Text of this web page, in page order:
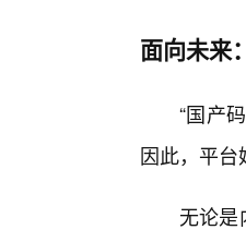
面向未来
“国产
因此，平
无论是